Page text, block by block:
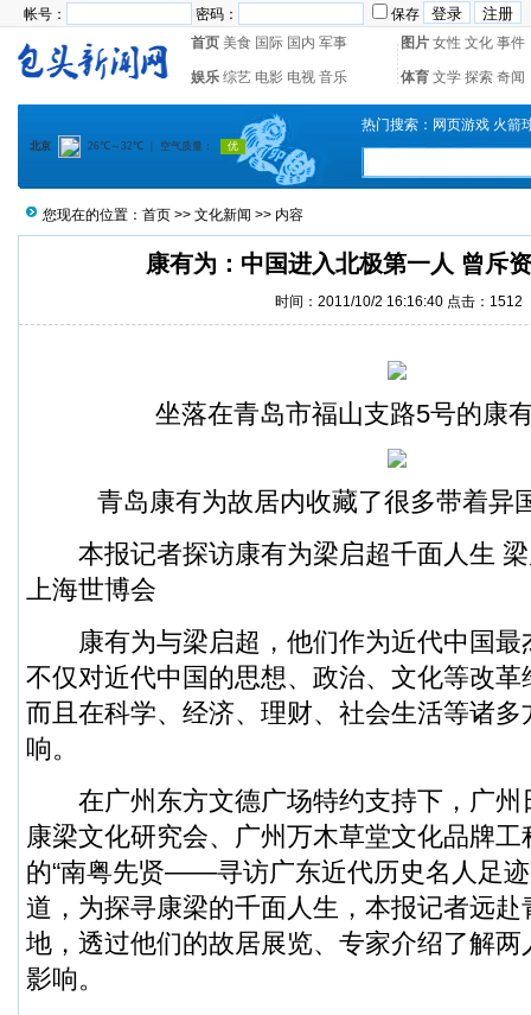
帐号： 密码：
保存
首页 美食 国际 国内 军事 图片 女性 文化 事件
娱乐 综艺 电影 电视 音乐 体育 文学 探索 奇闻
热门搜索： 网页游戏 火箭
您现在的位置： 首页 >> 文化新闻 >> 内容
康有为：中国进入北极第一人 曾斥
时间：2011/10/2 16:16:40 点击：1512
坐落在青岛市福山支路5号的康
青岛康有为故居内收藏了很多带着异
本报记者探访康有为梁启超千面人生 梁
上海世博会
康有为与梁启超，他们作为近代中国最
不仅对近代中国的思想、政治、文化等改
而且在科学、经济、理财、社会生活等诸
响。
在广州东方文德广场特约支持下，广州
康梁文化研究会、广州万木草堂文化品牌
的“南粤先贤——寻访广东近代历史名人足
道，为探寻康梁的千面人生，本报记者远
地，透过他们的故居展览、专家介绍了解
影响。